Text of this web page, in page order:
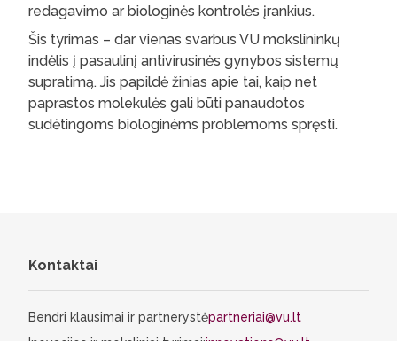
redagavimo ar biologinės kontrolės įrankius.
Šis tyrimas – dar vienas svarbus VU mokslininkų
indėlis į pasaulinį antivirusinės gynybos sistemų
supratimą. Jis papildė žinias apie tai, kaip net
paprastos molekulės gali būti panaudotos
sudėtingoms biologinėms problemoms spręsti.
Kontaktai
Bendri klausimai ir partnerystėpartneriai@vu.lt